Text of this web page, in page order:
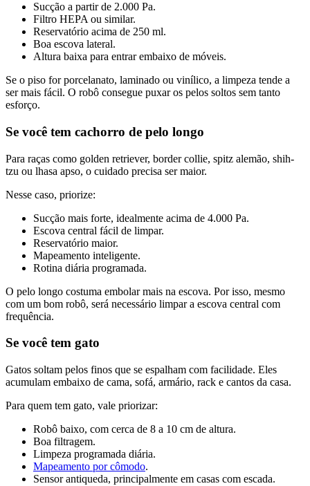
Sucção a partir de 2.000 Pa.
Filtro HEPA ou similar.
Reservatório acima de 250 ml.
Boa escova lateral.
Altura baixa para entrar embaixo de móveis.
Se o piso for porcelanato, laminado ou vinílico, a limpeza tende a
ser mais fácil. O robô consegue puxar os pelos soltos sem tanto
esforço.
Se você tem cachorro de pelo longo
Para raças como golden retriever, border collie, spitz alemão, shih-
tzu ou lhasa apso, o cuidado precisa ser maior.
Nesse caso, priorize:
Sucção mais forte, idealmente acima de 4.000 Pa.
Escova central fácil de limpar.
Reservatório maior.
Mapeamento inteligente.
Rotina diária programada.
O pelo longo costuma embolar mais na escova. Por isso, mesmo
com um bom robô, será necessário limpar a escova central com
frequência.
Se você tem gato
Gatos soltam pelos finos que se espalham com facilidade. Eles
acumulam embaixo de cama, sofá, armário, rack e cantos da casa.
Para quem tem gato, vale priorizar:
Robô baixo, com cerca de 8 a 10 cm de altura.
Boa filtragem.
Limpeza programada diária.
Mapeamento por cômodo.
Sensor antiqueda, principalmente em casas com escada.